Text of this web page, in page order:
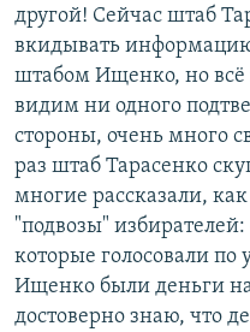
другой! Сейчас штаб
вкидывать
штабом Ищенко, но всё
видим ни одного
стороны, очень много
раз штаб Тарасенко
многие рассказали,
"подвозы"
которые голосовали
Ищенко были деньги
достоверно знаю, что